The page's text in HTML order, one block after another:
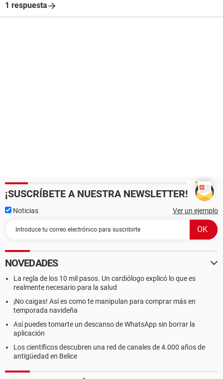
1 respuesta
¡SUSCRÍBETE A NUESTRA NEWSLETTER!
Noticias Ver un ejemplo
NOVEDADES
La regla de los 10 mil pasos. Un cardiólogo explicó lo que es
realmente necesario para la salud
¡No caigas! Así es como te manipulan para comprar más en
temporada navideña
Así puedes tomarte un descanso de WhatsApp sin borrar la
aplicación
Los científicos descubren una red de canales de 4.000 años de
antigüedad en Belice